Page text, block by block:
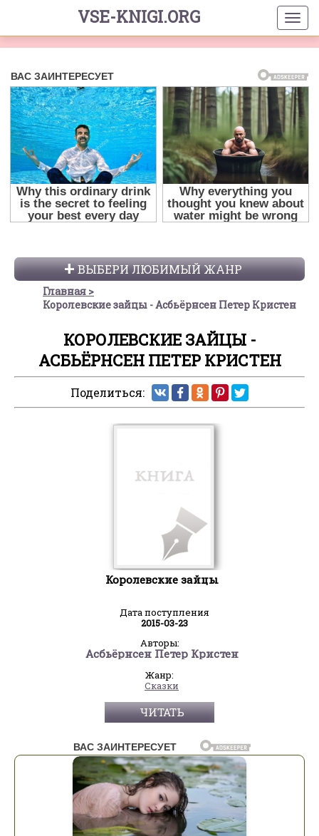
VSE-KNIGI.ORG
ВЫБЕРИ ЛЮБИМЫЙ ЖАНР
Главная
Королевские зайцы - Асбьёрнсен Петер Кристен
КОРОЛЕВСКИЕ ЗАЙЦЫ -
АСБЬЁРНСЕН ПЕТЕР КРИСТЕН
Поделиться:
Королевские зайцы
Дата поступления
2015-03-23
Авторы:
Асбьёрнсен Петер Кристен
Жанр:
Сказки
ЧИТАТЬ